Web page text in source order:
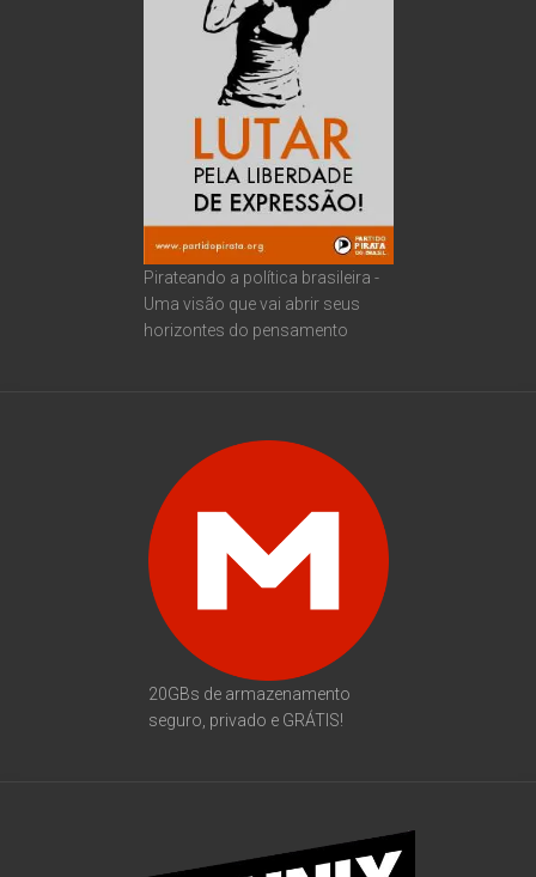
Pirateando a política brasileira -
Uma visão que vai abrir seus
horizontes do pensamento
20GBs de armazenamento
seguro, privado e GRÁTIS!